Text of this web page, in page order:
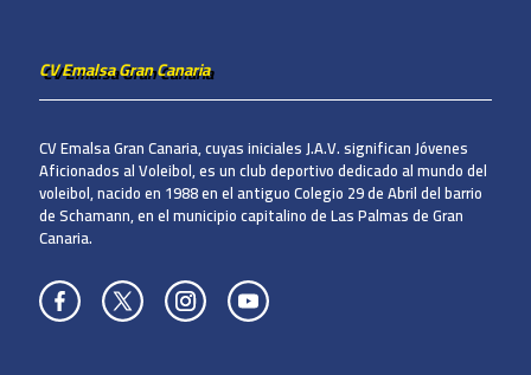
CV Emalsa Gran Canaria
CV Emalsa Gran Canaria, cuyas iniciales J.A.V. significan Jóvenes
Aficionados al Voleibol, es un club deportivo dedicado al mundo del
voleibol, nacido en 1988 en el antiguo Colegio 29 de Abril del barrio
de Schamann, en el municipio capitalino de Las Palmas de Gran
Canaria.